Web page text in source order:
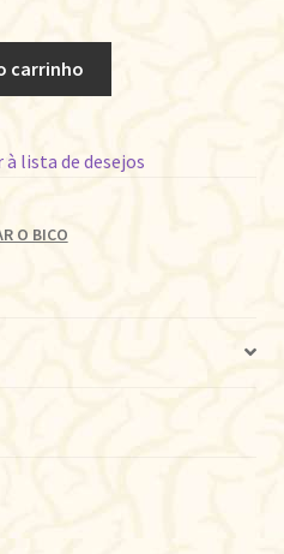
carrinho
à lista de desejos
O BICO